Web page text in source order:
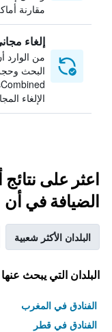
مقارنة
إلغاء
من الوارد
البحث
الإلغاء
اعثر على
الضيافة في أن
البلدان الأكثر شعبية
البلدان التي يبحث
الفنادق في المغرب
الفنادق في قطر